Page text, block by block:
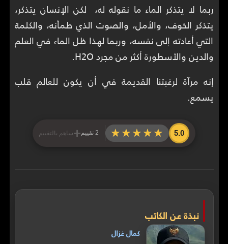
ربما لا يتذكر الماء ما نقوله له، لكن الإنسان يتذكر،
يتذكر الخوف، والأمل، والصوت الذي طمأنه، والكلمة
التي أعادته إلى نفسه، وربما لهذا ظل الماء في العلم
والدين والأسطورة أكثر من مجرد H2O.
إنه مرآة لرغبتنا القديمة في أن يكون للعالم قلب
يسمع.
5.0
★★★★★
★★★★★ 2 تقييم +ساهم بالتقييم
نبذة عن الكاتب
كمال غزال